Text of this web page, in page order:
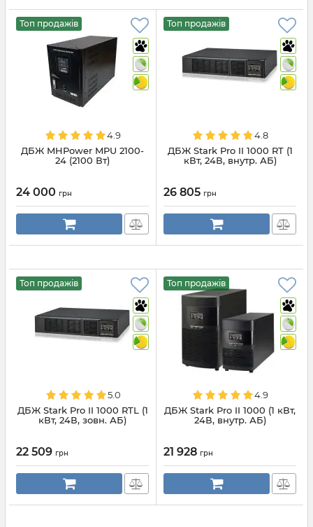
Топ продажів
4.9
ДБЖ MHPower MPU 2100-
24 (2100 Вт)
24 000 грн
Топ продажів
4.8
ДБЖ Stark Pro II 1000 RT (1
кВт, 24В, внутр. АБ)
26 805 грн
Топ продажів
5.0
ДБЖ Stark Pro II 1000 RTL (1
кВт, 24В, зовн. АБ)
22 509 грн
Топ продажів
4.9
ДБЖ Stark Pro II 1000 (1 кВт,
24В, внутр. АБ)
21 928 грн